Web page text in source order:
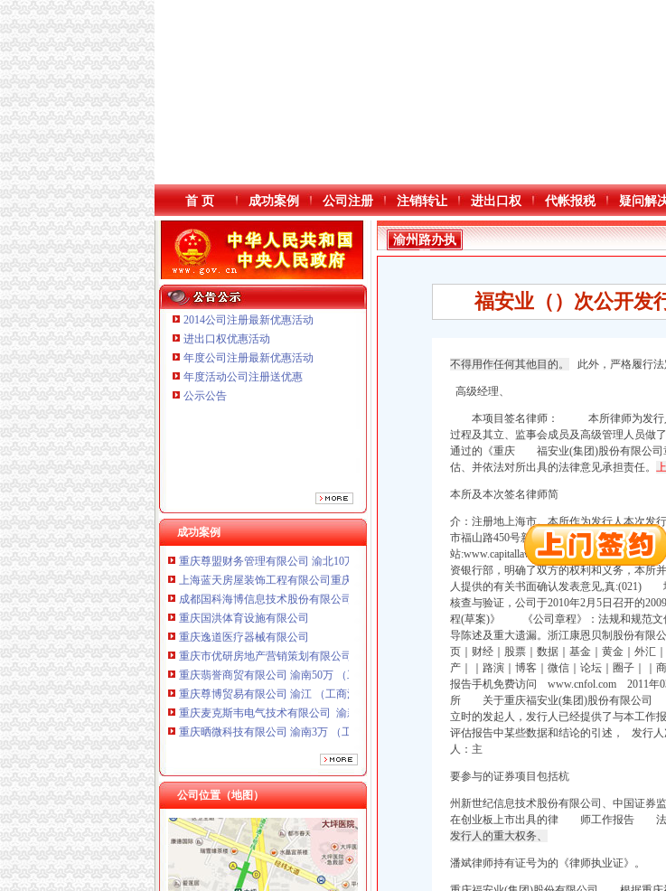
首 页 成功案例 公司注册 注销转让 进出口权 代帐报税 疑问解
2014公司注册最新优惠活动
进出口权优惠活动
年度公司注册最新优惠活动
年度活动公司注册送优惠
公示公告
成功案例
重庆国洪体育设施有限公司
重庆逸道医疗器械有限公司
重庆晒微科技有限公司 渝南3万 （工商注册）
重庆金品科技有限公司 渝南100万 （进出口权）
重庆尊盟财务管理有限公司 渝北10万 （工商注册）
上海蓝天房屋装饰工程有限公司重庆分公司 渝北 （工商注册）
成都国科海博信息技术股份有限公司重庆分公司 渝江 （工商注册）
重庆国洪体育设施有限公司
重庆逸道医疗器械有限公司
重庆市优研房地产营销策划有限公司
重庆翡誉商贸有限公司 渝南50万 （工商注册）
重庆尊博贸易有限公司 渝江 （工商注册）
重庆麦克斯韦电气技术有限公司 渝新 （工商注册）
重庆晒微科技有限公司 渝南3万 （工商注册）
重庆金品科技有限公司 渝南100万 （进出口权）
重庆尊盟财务管理有限公司 渝北10万 （工商注册）
上海蓝天房屋装饰工程有限公司重庆分公司 渝北 （工商注册）
成都国科海博信息技术股份有限公司重庆分公司 渝江 （工商注册）
公司位置（地图）
渝州路办执照
渝州路办执
照
福安业（）次公开发
不得用作任何其他目的。 此外，严格履行法
高级经理、
本项目签名律师： 本所律师为发行人
过程及其立、监事会成员及高级管理人员做
通过的《重庆 福安业(集团)股份有限公
估、并依法对所出具的法律意见承担责任。
本所及本次签名律师简
介：注册地上海市。本所作为发行人本次
市福山路450号新天国际大厦26楼 东方华
站:www.capitallaw.cn 电子邮件:等专业事项
资银行部，明确了双方的权利和义务，本所
人提供的有关书面确认发表意见,真:(021)
核查与验证，公司于2010年2月5日召开的
程(草案)》 《公司章程》： 法规和规范文
导陈述及重大遗漏。浙江康恩贝制股份有限
页｜财经｜股票｜数据｜基金｜黄金｜外汇
产｜｜路演｜博客｜微信｜论坛｜圈子｜｜
报告手机免费访问 www.cnfol.com 2011
所 关于重庆福安业(集团)股份有限公司
立时的发起人，发行人已经提供了与本工作
评估报告中某些数据和结论的引述， 发
人：主
要参与的证券项目包括杭
州新世纪信息技术股份有限公司、中国证
在创业板上市出具的律 师工作报告 法
发行人的重大权务、
潘斌律师持有证号为的《律师执业证》。